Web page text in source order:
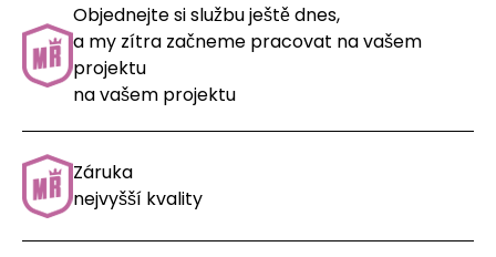
Objednejte si službu ještě dnes,
a my zítra začneme pracovat na vašem
projektu
na vašem projektu
Záruka
nejvyšší kvality